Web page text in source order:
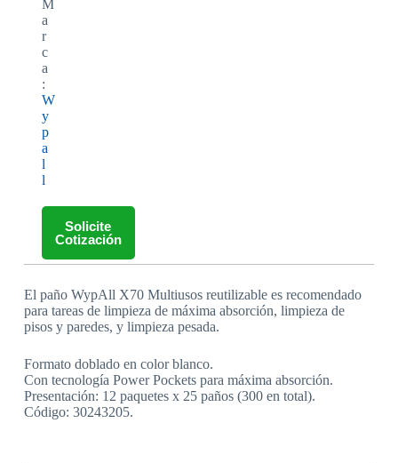
M
a
r
c
a
:
W
y
p
a
l
l
Solicite
Cotización
El paño WypAll X70 Multiusos reutilizable es recomendado
para tareas de limpieza de máxima absorción, limpieza de
pisos y paredes, y limpieza pesada.
Formato doblado en color blanco.
Con tecnología Power Pockets para máxima absorción.
Presentación: 12 paquetes x 25 paños (300 en total).
Código: 30243205.